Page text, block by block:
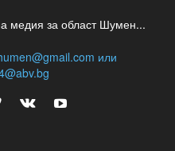
медия за област Шумен...
или